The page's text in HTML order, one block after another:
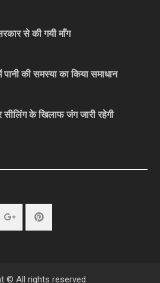
से की गयी माँग
की समस्या का किया समाधान
सीलिंग के खिलाफ जंग जारी रहेगी
© All rights reserved.